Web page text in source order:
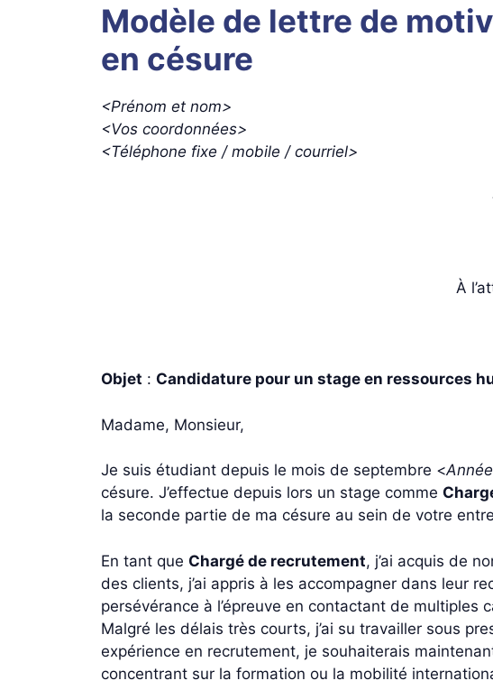
Modèle de lettre de
en césure
<Prénom et nom>
<Vos coordonnées>
<Téléphone fixe / mobile / courriel>
À
Objet : Candidature pour un stage en ressources
Madame, Monsieur,
Je suis étudiant depuis le mois de septembre <Année
césure. J’effectue depuis lors un stage comme
la seconde partie de ma césure au sein de votre
En tant que Chargé de recrutement, j’ai acquis de
des clients, j’ai appris à les accompagner dans leur
persévérance à l’épreuve en contactant de
Malgré les délais très courts, j’ai su travailler sous
expérience en recrutement, je souhaiterais
concentrant sur la formation ou la mobilité